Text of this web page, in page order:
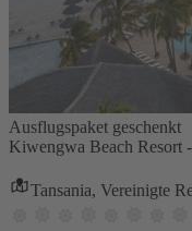
Ausflugspaket geschenkt
Kiwengwa Beach Resort
Tansania, Vereinigte